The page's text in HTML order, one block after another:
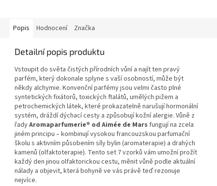
Popis Hodnocení Značka
Detailní popis produktu
Vstoupit do světa čistých přírodních vůní a najít ten pravý
parfém, který dokonale splyne s vaší osobností, může být
někdy alchymie. Konvenční parfémy jsou velmi často plné
syntetických fixátorů, toxických ftalátů, umělých pižem a
petrochemických látek, které prokazatelně narušují hormonální
systém, dráždí dýchací cesty a způsobují kožní alergie. Vůně z
řadyAromaparfumerie® od Aimée de Mars fungují na zcela
jiném principu – kombinují vysokou francouzskou parfumační
školu s aktivním působením síly bylin (aromaterapie) a drahých
kamenů (olfaktoterapie). Tento set 7 vzorků vám umožní prožít
každý den jinou olfaktorickou cestu, měnit vůně podle aktuální
nálady a objevit, která bohyně ve vás právě teď rezonuje
nejvíce.